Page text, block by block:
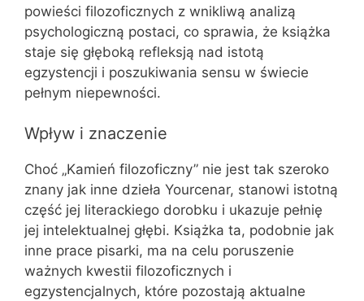
powieści filozoficznych z wnikliwą analizą
psychologiczną postaci, co sprawia, że książka
staje się głęboką refleksją nad istotą
egzystencji i poszukiwania sensu w świecie
pełnym niepewności.
Wpływ i znaczenie
Choć „Kamień filozoficzny” nie jest tak szeroko
znany jak inne dzieła Yourcenar, stanowi istotną
część jej literackiego dorobku i ukazuje pełnię
jej intelektualnej głębi. Książka ta, podobnie jak
inne prace pisarki, ma na celu poruszenie
ważnych kwestii filozoficznych i
egzystencjalnych, które pozostają aktualne